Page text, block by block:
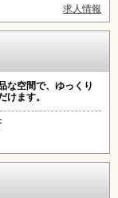
求人情報
な空間で、ゆっくり
けます。